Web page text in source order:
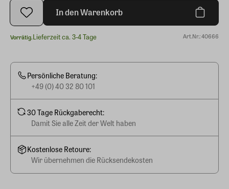
In den Warenkorb
Vorrätig.Lieferzeit ca. 3-4 Tage Art.Nr.: 40666
Persönliche Beratung:
+49 (0) 40 32 80 101
30 Tage Rückgaberecht:
Damit Sie alle Zeit der Welt haben
Kostenlose Retoure:
Wir übernehmen die Rücksendekosten